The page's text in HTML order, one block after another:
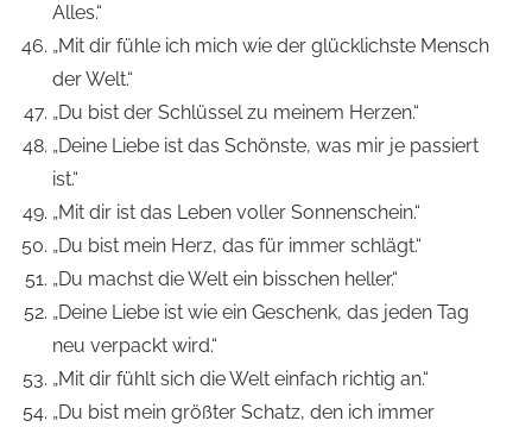
Alles.“
„Mit dir fühle ich mich wie der glücklichste Mensch
der Welt.“
„Du bist der Schlüssel zu meinem Herzen.“
„Deine Liebe ist das Schönste, was mir je passiert
ist.“
„Mit dir ist das Leben voller Sonnenschein.“
„Du bist mein Herz, das für immer schlägt.“
„Du machst die Welt ein bisschen heller.“
„Deine Liebe ist wie ein Geschenk, das jeden Tag
neu verpackt wird.“
„Mit dir fühlt sich die Welt einfach richtig an.“
„Du bist mein größter Schatz, den ich immer